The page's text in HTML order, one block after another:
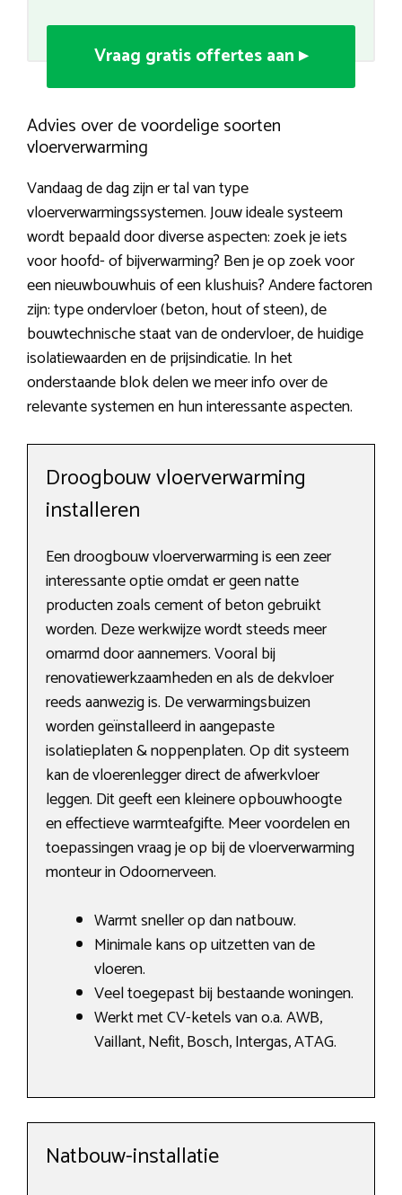
Vraag gratis offertes aan ▸
Advies over de voordelige soorten
vloerverwarming
Vandaag de dag zijn er tal van type
vloerverwarmingssystemen. Jouw ideale systeem
wordt bepaald door diverse aspecten: zoek je iets
voor hoofd- of bijverwarming? Ben je op zoek voor
een nieuwbouwhuis of een klushuis? Andere factoren
zijn: type ondervloer (beton, hout of steen), de
bouwtechnische staat van de ondervloer, de huidige
isolatiewaarden en de prijsindicatie. In het
onderstaande blok delen we meer info over de
relevante systemen en hun interessante aspecten.
Droogbouw vloerverwarming
installeren
Een droogbouw vloerverwarming is een zeer
interessante optie omdat er geen natte
producten zoals cement of beton gebruikt
worden. Deze werkwijze wordt steeds meer
omarmd door aannemers. Vooral bij
renovatiewerkzaamheden en als de dekvloer
reeds aanwezig is. De verwarmingsbuizen
worden geïnstalleerd in aangepaste
isolatieplaten & noppenplaten. Op dit systeem
kan de vloerenlegger direct de afwerkvloer
leggen. Dit geeft een kleinere opbouwhoogte
en effectieve warmteafgifte. Meer voordelen en
toepassingen vraag je op bij de vloerverwarming
monteur in Odoornerveen.
Warmt sneller op dan natbouw.
Minimale kans op uitzetten van de
vloeren.
Veel toegepast bij bestaande woningen.
Werkt met CV-ketels van o.a. AWB,
Vaillant, Nefit, Bosch, Intergas, ATAG.
Natbouw-installatie